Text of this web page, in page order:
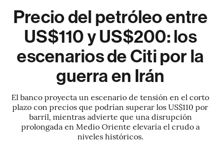
Precio del petróleo entre
US$110 y US$200: los
escenarios de Citi por la
guerra en Irán
El banco proyecta un escenario de tensión en el corto
plazo con precios que podrían superar los US$110 por
barril, mientras advierte que una disrupción
prolongada en Medio Oriente elevaría el crudo a
niveles históricos.